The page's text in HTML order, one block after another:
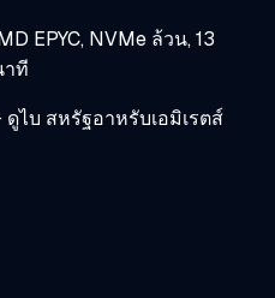
EPYC, NVMe ล้วน, 13
ที
ไบ สหรัฐอาหรับเอมิเรตส์